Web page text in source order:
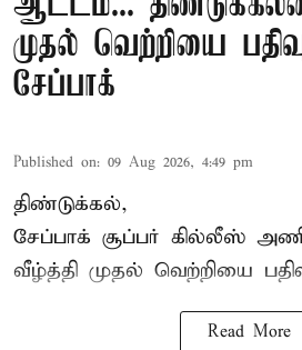
முதல் வெற்றியை
சேப்பாக்
Published on: 09 Aug 2026, 4:49 pm
திண்டுக்கல்,
சேப்பாக் சூப்பர் கில்லீஸ்
வீழ்த்தி முதல் வெற்றியை
Read More